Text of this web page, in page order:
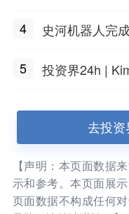
4
史河机器人完
5
投资界24h |
去投
【声明：本页面数据
示和参考。本页面展
页面数据不构成任何